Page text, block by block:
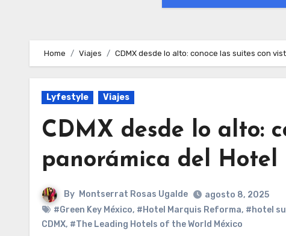
Home Viajes CDMX desde lo alto: conoce las suites con
Lyfestyle Viajes
CDMX desde lo alto:
panorámica del
By Montserrat Rosas Ugalde
agosto 8, 2025
#Green Key México, #Hotel Marquis Reforma, #hotel
CDMX, #The Leading Hotels of the World México